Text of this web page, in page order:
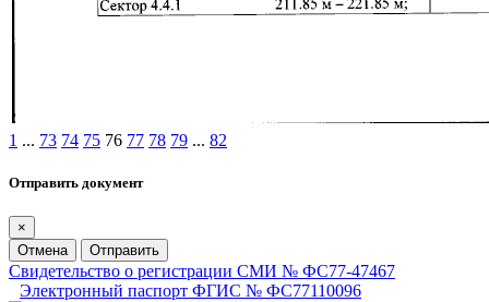
1 ... 73 74 75 76 77 78 79 ... 82
Отправить документ
×
Отмена
Отправить
Свидетельство о регистрации СМИ № ФС77-47467
Электронный паспорт ФГИС № ФС77110096